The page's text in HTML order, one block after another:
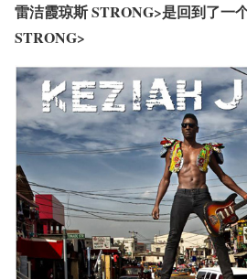
雷洁霞琼斯 STRONG>是回到了一
STRONG>